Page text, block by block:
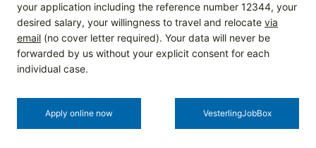
your application including the reference number 12344, your
desired salary, your willingness to travel and relocate via
email (no cover letter required). Your data will never be
forwarded by us without your explicit consent for each
individual case.
Apply online now Vesterling­JobBox